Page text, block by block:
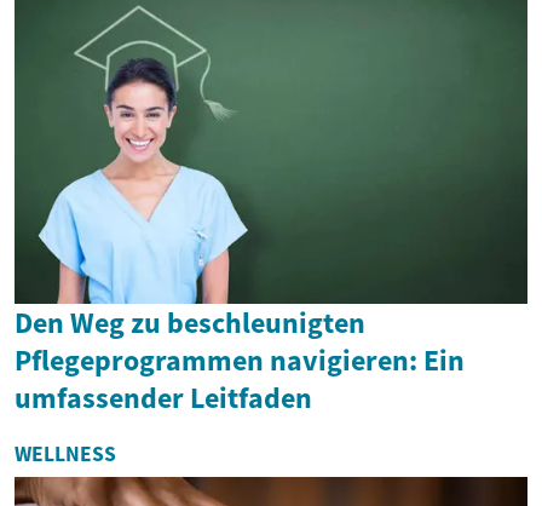
Den Weg zu beschleunigten
Pflegeprogrammen navigieren: Ein
umfassender Leitfaden
WELLNESS